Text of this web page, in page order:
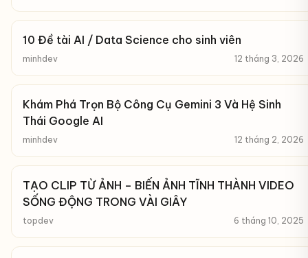
10 Đề tài AI / Data Science cho sinh viên
minhdev 12 tháng 3, 2026
Khám Phá Trọn Bộ Công Cụ Gemini 3 Và Hệ Sinh
Thái Google AI
minhdev 12 tháng 2, 2026
TẠO CLIP TỪ ẢNH – BIẾN ẢNH TĨNH THÀNH VIDEO
SỐNG ĐỘNG TRONG VÀI GIÂY
topdev 6 tháng 10, 2025